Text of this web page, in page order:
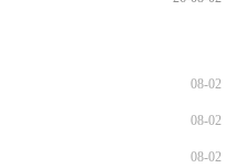
08-02
08-02
08-02